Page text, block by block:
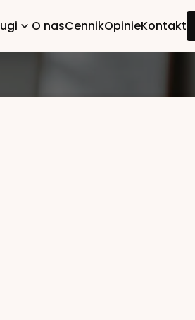
O nasCennikOpinieKontakt